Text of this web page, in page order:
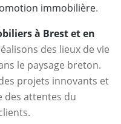
immobilière.
à Brest et en
des lieux de vie
le paysage breton.
projets innovants et
des attentes du